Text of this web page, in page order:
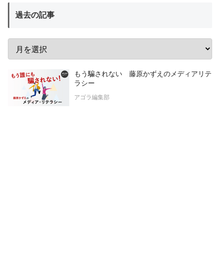
過去の記事
もう騙されない 藤原かずえのメディアリテ
ラシー
アゴラ編集部